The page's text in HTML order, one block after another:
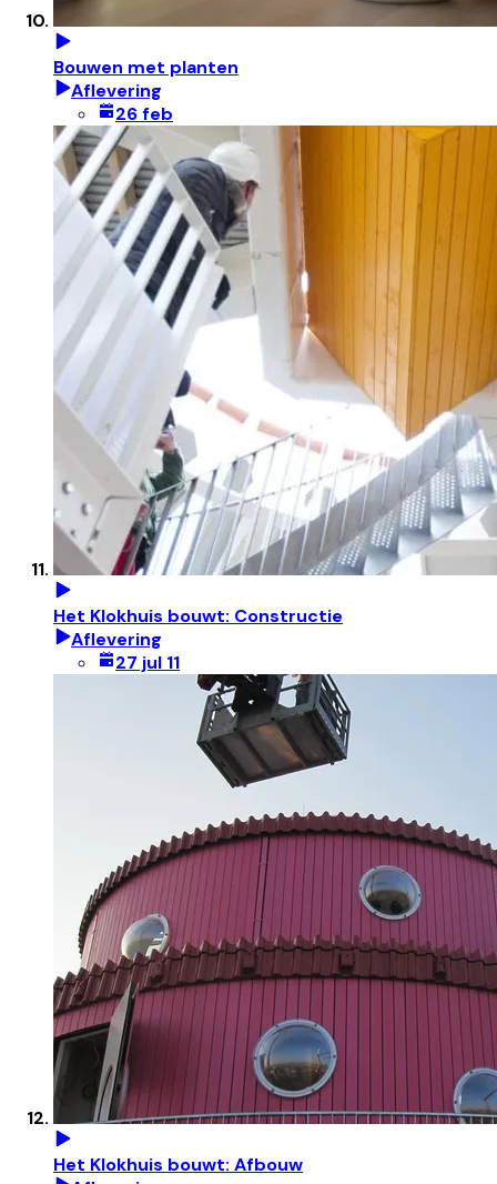
Bouwen met planten
Aflevering
26 feb
Het Klokhuis bouwt: Constructie
Aflevering
27 jul 11
Het Klokhuis bouwt: Afbouw